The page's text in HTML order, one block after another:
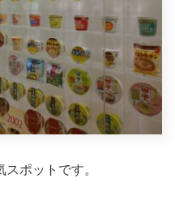
ポットです。